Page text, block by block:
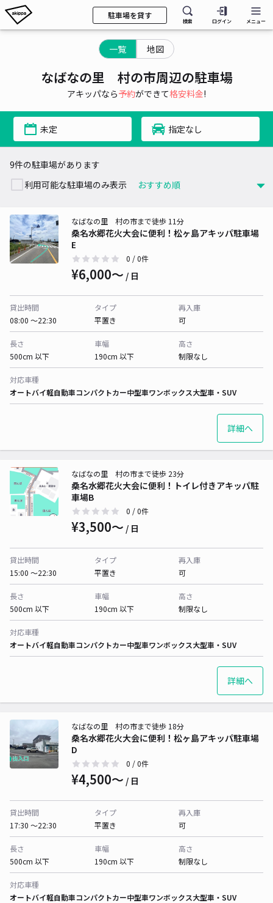
駐車場を貸す
検索 ログイン メニュー
一覧 地図
なばなの里 村の市周辺の駐車場
アキッパなら予約ができて格安料金!
未定 指定なし
9件の駐車場があります
利用可能な駐車場のみ表示
桑名水郷花火大会に便利！松ヶ島アキッパ駐車場
E
なばなの里 村の市まで徒歩 11分
0 / 0件
¥6,000〜 / 日
貸出時間
08:00 〜22:30
タイプ
平置き
再入庫
可
長さ
500cm 以下
車幅
190cm 以下
高さ
制限なし
対応車種
オートバイ軽自動車コンパクトカー中型車ワンボックス大型車・SUV
詳細へ
桑名水郷花火大会に便利！トイレ付きアキッパ駐
車場B
なばなの里 村の市まで徒歩 23分
0 / 0件
¥3,500〜 / 日
貸出時間
15:00 〜22:30
タイプ
平置き
再入庫
可
長さ
500cm 以下
車幅
190cm 以下
高さ
制限なし
対応車種
オートバイ軽自動車コンパクトカー中型車ワンボックス大型車・SUV
詳細へ
桑名水郷花火大会に便利！松ヶ島アキッパ駐車場
D
なばなの里 村の市まで徒歩 18分
0 / 0件
¥4,500〜 / 日
貸出時間
17:30 〜22:30
タイプ
平置き
再入庫
可
長さ
500cm 以下
車幅
190cm 以下
高さ
制限なし
対応車種
オートバイ軽自動車コンパクトカー中型車ワンボックス大型車・SUV